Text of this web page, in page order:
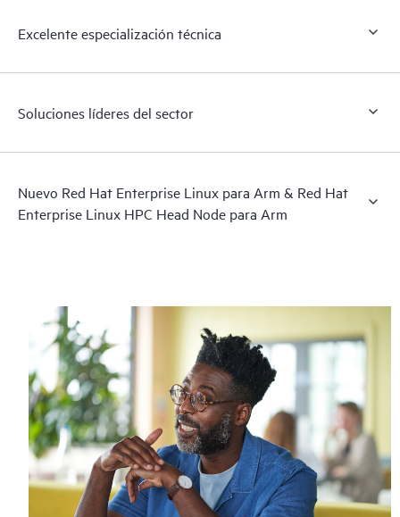
Excelente especialización técnica
Soluciones líderes del sector
Nuevo Red Hat Enterprise Linux para Arm & Red Hat
Enterprise Linux HPC Head Node para Arm